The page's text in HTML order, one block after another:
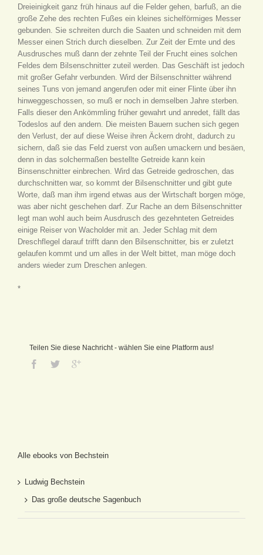
Dreieinigkeit ganz früh hinaus auf die Felder gehen, barfuß, an die
große Zehe des rechten Fußes ein kleines sichelförmiges Messer
gebunden. Sie schreiten durch die Saaten und schneiden mit dem
Messer einen Strich durch dieselben. Zur Zeit der Ernte und des
Ausdrusches muß dann der zehnte Teil der Frucht eines solchen
Feldes dem Bilsenschnitter zuteil werden. Das Geschäft ist jedoch
mit großer Gefahr verbunden. Wird der Bilsenschnitter während
seines Tuns von jemand angerufen oder mit einer Flinte über ihn
hinweggeschossen, so muß er noch in demselben Jahre sterben.
Falls dieser den Ankömmling früher gewahrt und anredet, fällt das
Todeslos auf den andern. Die meisten Bauern suchen sich gegen
den Verlust, der auf diese Weise ihren Äckern droht, dadurch zu
sichern, daß sie das Feld zuerst von außen umackern und besäen,
denn in das solchermaßen bestellte Getreide kann kein
Binsenschnitter einbrechen. Wird das Getreide gedroschen, das
durchschnitten war, so kommt der Bilsenschnitter und gibt gute
Worte, daß man ihm irgend etwas aus der Wirtschaft borgen möge,
was aber nicht geschehen darf. Zur Rache an dem Bilsenschnitter
legt man wohl auch beim Ausdrusch des gezehnteten Getreides
einige Reiser von Wacholder mit an. Jeder Schlag mit dem
Dreschflegel darauf trifft dann den Bilsenschnitter, bis er zuletzt
gelaufen kommt und um alles in der Welt bittet, man möge doch
anders wieder zum Dreschen anlegen.
*
Teilen Sie diese Nachricht - wählen Sie eine Platform aus!
Alle ebooks von Bechstein
Ludwig Bechstein
Das große deutsche Sagenbuch